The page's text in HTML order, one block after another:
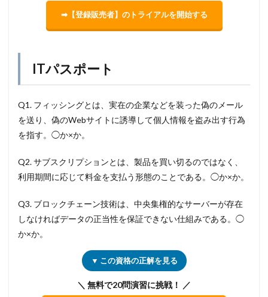
➡【登録販売者】のトライアルを開始する
ITパスポート
Q1. フィッシングとは、実在の企業などを装った偽のメール
を送り、偽のWebサイトに誘導して個人情報を盗み出す行為
を指す。◯か×か。
Q2. サブスクリプションとは、製品を買い切るのではなく、
利用期間に応じて料金を支払う形態のことである。◯か×か。
Q3. ブロックチェーン技術は、中央集権的なサーバーが存在
しなければデータの正当性を保証できない仕組みである。◯
か×か。
▼ この資格の正解を見る
＼ 無料で20問演習に挑戦！ ／